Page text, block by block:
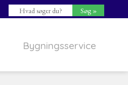
Bygningsservice